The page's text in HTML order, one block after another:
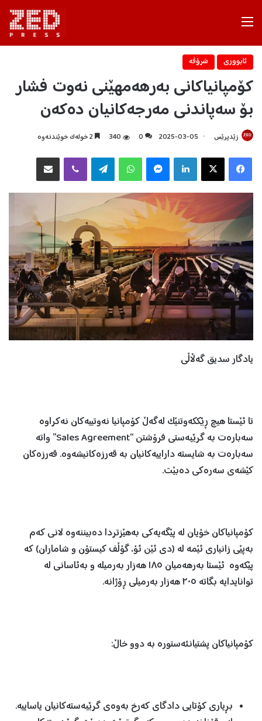
ئابووری شرۆڤه‌
کۆمپانیاکانی بەرهەمهێنی نەوت فشار
بۆ سەپاندنی مەرجەکانیان دەکەن
زێدپرێس 2025-03-05
0
340
X
Telegram
یادگار سدیق گەڵاڵی
تا ئێستا هیچ ڕێککەوتنێک لەگەڵ کۆمپانیا نەوتییەکان نەکراوە
سەبارەت بە گرێبەستی فرۆشتن “Sales Agreement” واتە
سەبارەت بە شایستە داراییەکانیان بە قەرزەکانیشەوە. قەرزەکان
کێشەی سەرەکی دەبێت.
کۆمپانیاکان خۆیان لە پێگەیەکی بەهێزتردا دەبیننەوە لانی کەم
بەپێی زانیاری ئێمە لە (دی ئێن ئۆ، گۆڵف کیستۆن و شاماران) کە
پێکەوە ئێستا بەرهەمیان ١٨٥ هەزار بەرمیلە و بەئاسانی لە
توانایدایە بگاتە ٢٠٥ هەزار بەرمیلی ڕۆژانە.
کۆمپانیاکان پشتیانئەستورە بە دوو خاڵ:
بڕیاری کۆتایی دادگای کەرخ بەوەی گرێبەستەکانیان یاساییە.